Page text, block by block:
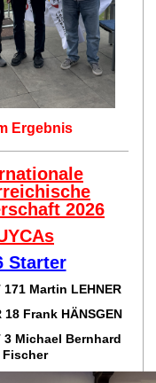
Ergebnis
2026
Starter
171 Martin LEHNER
18 Frank HÄNSGEN
3 Michael Bernhard
Fischer